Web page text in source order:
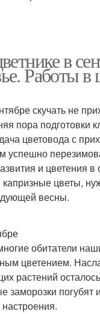
в
Работы в
скучать не
пора подготовки
цветовода с
успешно
и цветения
цветы,
весны.
обитатели
цветением.
растений
заморозки погубят
настроения.